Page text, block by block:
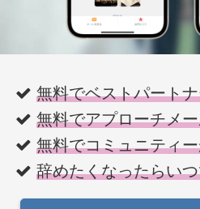
無料でベストパート
無料でアプローチメ
無料でコミュニティ
辞めたくなったらい